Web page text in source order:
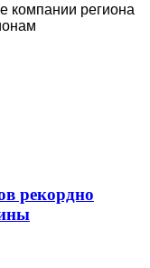
компании региона
рекордно